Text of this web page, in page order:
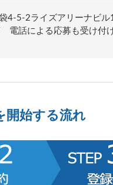
4-5-2ライズアリーナビル
話による応募も受け付け
開始する流れ